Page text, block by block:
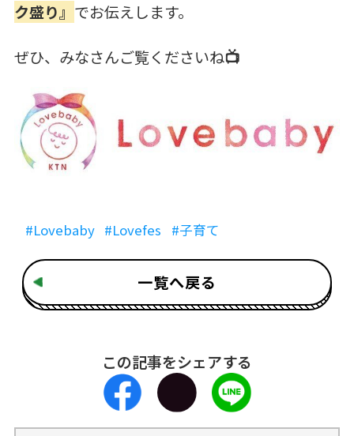
ク盛り』 でお伝えします。
ぜひ、みなさんご覧くださいね📺
#Lovebaby #Lovefes #子育て
一覧へ戻る
この記事をシェアする